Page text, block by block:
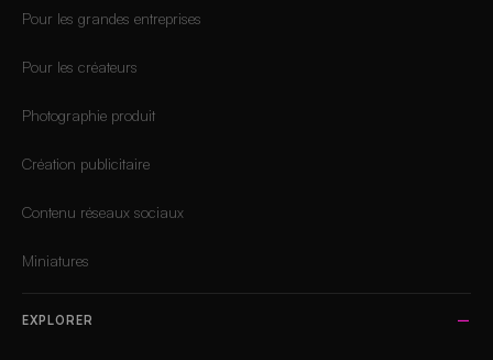
Pour les grandes entreprises
Pour les créateurs
Photographie produit
Création publicitaire
Contenu réseaux sociaux
Miniatures
EXPLORER